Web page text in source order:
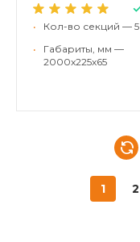
•
Кол-во секций — 5
•
Габариты, мм —
2000x225x65
1 2